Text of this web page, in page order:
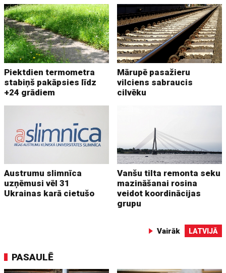
Piektdien termometra
stabiņš pakāpsies līdz
+24 grādiem
Mārupē pasažieru
vilciens sabraucis
cilvēku
Austrumu slimnīca
uzņēmusi vēl 31
Ukrainas karā cietušo
Vanšu tilta remonta seku
mazināšanai rosina
veidot koordinācijas
grupu
Vairāk LATVIJĀ
PASAULĒ